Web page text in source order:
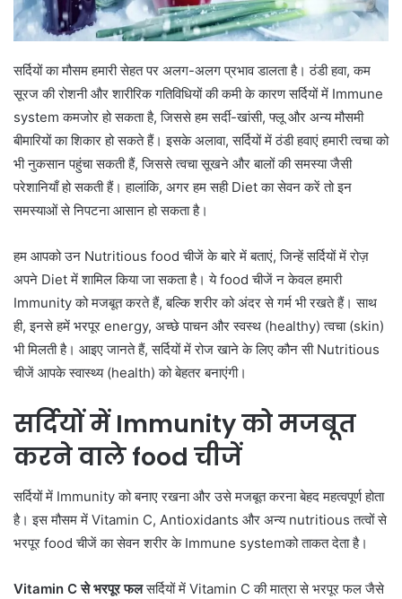
सर्दियों का मौसम हमारी सेहत पर अलग-अलग प्रभाव डालता है। ठंडी हवा, कम
सूरज की रोशनी और शारीरिक गतिविधियों की कमी के कारण सर्दियों में Immune
system कमजोर हो सकता है, जिससे हम सर्दी-खांसी, फ्लू और अन्य मौसमी
बीमारियों का शिकार हो सकते हैं। इसके अलावा, सर्दियों में ठंडी हवाएं हमारी त्वचा को
भी नुकसान पहुंचा सकती हैं, जिससे त्वचा सूखने और बालों की समस्या जैसी
परेशानियाँ हो सकती हैं। हालांकि, अगर हम सही Diet का सेवन करें तो इन
समस्याओं से निपटना आसान हो सकता है।
हम आपको उन Nutritious food चीजें के बारे में बताएं, जिन्हें सर्दियों में रोज़
अपने Diet में शामिल किया जा सकता है। ये food चीजें न केवल हमारी
Immunity को मजबूत करते हैं, बल्कि शरीर को अंदर से गर्म भी रखते हैं। साथ
ही, इनसे हमें भरपूर energy, अच्छे पाचन और स्वस्थ (healthy) त्वचा (skin)
भी मिलती है। आइए जानते हैं, सर्दियों में रोज खाने के लिए कौन सी Nutritious
चीजें आपके स्वास्थ्य (health) को बेहतर बनाएंगी।
सर्दियों में Immunity को मजबूत
करने वाले food चीजें
सर्दियों में Immunity को बनाए रखना और उसे मजबूत करना बेहद महत्वपूर्ण होता
है। इस मौसम में Vitamin C, Antioxidants और अन्य nutritious तत्वों से
भरपूर food चीजें का सेवन शरीर के Immune systemको ताकत देता है।
Vitamin C से भरपूर फलसर्दियों में Vitamin C की मात्रा से भरपूर फल जैसे